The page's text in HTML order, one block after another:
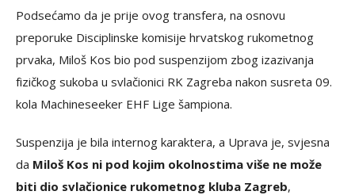
Podsećamo da je prije ovog transfera, na osnovu
preporuke Disciplinske komisije hrvatskog rukometnog
prvaka, Miloš Kos bio pod suspenzijom zbog izazivanja
fizičkog sukoba u svlačionici RK Zagreba nakon susreta 09.
kola Machineseeker EHF Lige šampiona.
Suspenzija je bila internog karaktera, a Uprava je, svjesna
da Miloš Kos ni pod kojim okolnostima više ne može
biti dio svlačionice rukometnog kluba Zagreb,